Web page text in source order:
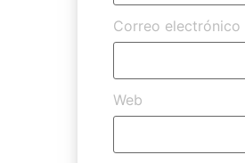
Correo electrónico
Web